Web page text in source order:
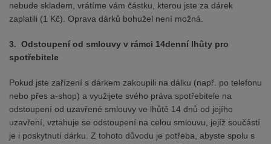
nebude skladem, vrátíme vám částku, kterou jste za dárek
zaplatili (1 Kč). Oprava dárků bohužel není možná.
3. Odstoupení od smlouvy v rámci 14denní lhůty pro
spotřebitele
Pokud jste zařízení s dárkem zakoupili na dálku (např. po telefonu
nebo přes a-shop) a využijete svého práva spotřebitele na
odstoupení od uzavřené smlouvy ve lhůtě 14 dnů od jejího
uzavření, vztahuje se odstoupení na celou smlouvu, jejíž součástí
je i poskytnutí dárku. Z tohoto důvodu je potřeba, abyste spolu s